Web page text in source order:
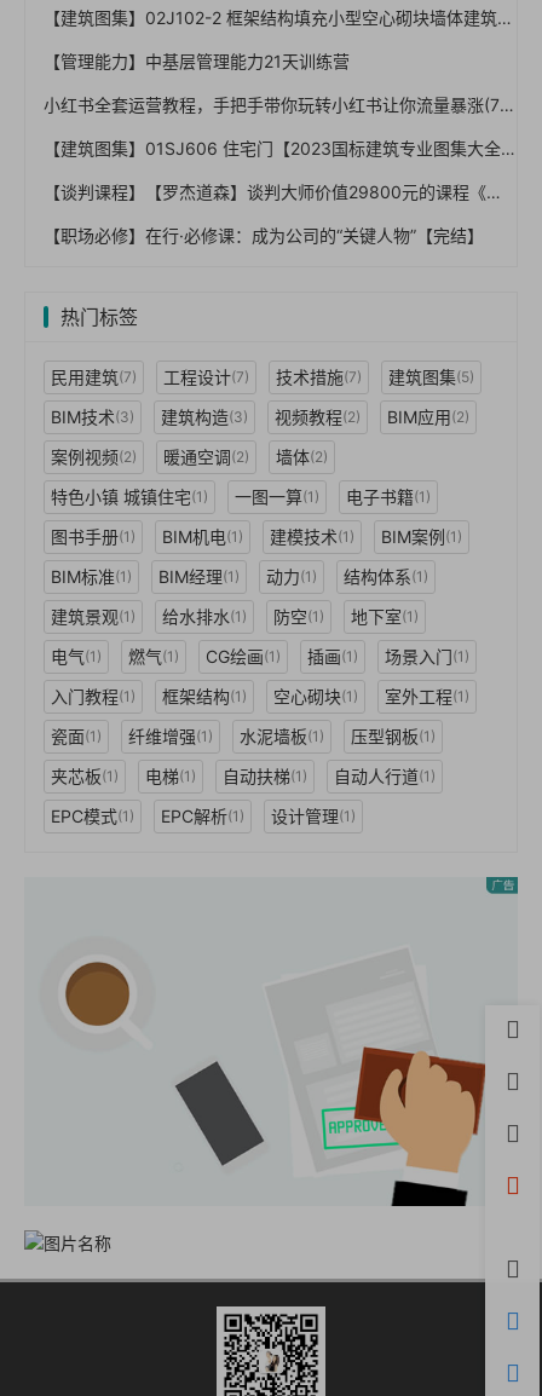
【建筑图集】02J102-2 框架结构填充小型空心砌块墙体建筑构造【2023国标建筑专业图集大全】
【管理能力】中基层管理能力21天训练营
小红书全套运营教程，手把手带你玩转小红书让你流量暴涨(70节课)
【建筑图集】01SJ606 住宅门【2023国标建筑专业图集大全】
【谈判课程】【罗杰道森】谈判大师价值29800元的课程《优势谈判》(视频）
【职场必修】在行·必修课：成为公司的“关键人物”【完结】
热门标签
民用建筑(7) 工程设计(7) 技术措施(7) 建筑图集(5)
BIM技术(3) 建筑构造(3) 视频教程(2) BIM应用(2)
案例视频(2) 暖通空调(2) 墙体(2)
特色小镇 城镇住宅(1) 一图一算(1) 电子书籍(1)
图书手册(1) BIM机电(1) 建模技术(1) BIM案例(1)
BIM标准(1) BIM经理(1) 动力(1) 结构体系(1)
建筑景观(1) 给水排水(1) 防空(1) 地下室(1)
电气(1) 燃气(1) CG绘画(1) 插画(1) 场景入门(1)
入门教程(1) 框架结构(1) 空心砌块(1) 室外工程(1)
瓷面(1) 纤维增强(1) 水泥墙板(1) 压型钢板(1)
夹芯板(1) 电梯(1) 自动扶梯(1) 自动人行道(1)
EPC模式(1) EPC解析(1) 设计管理(1)